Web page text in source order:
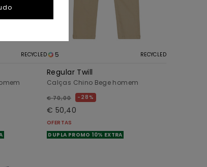
RECYCLED 5 RECYCLED
Regular Twill
Calças Chino Bege homem
€ 70,00 28%
€ 50,40
OFERTAS
DUPLA PROMO 10% EXTRA